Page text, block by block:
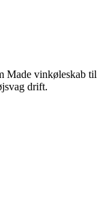
Made vinkøleskab til
drift.